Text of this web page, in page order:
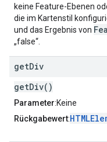
keine Feature-Ebenen
die im Kartenstil
und das Ergebnis von
„false“.
getDiv
getDiv()
Parameter:Keine
Rückgabewert: